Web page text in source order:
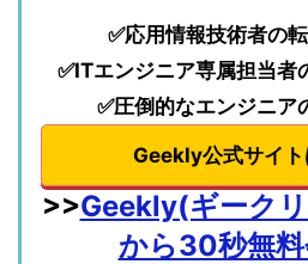
✅応用情報技術者の
✅ITエンジニア専属担当者
✅圧倒的なエンジニア
Geekly公式サイト
>>Geekly(ギーク
から30秒無